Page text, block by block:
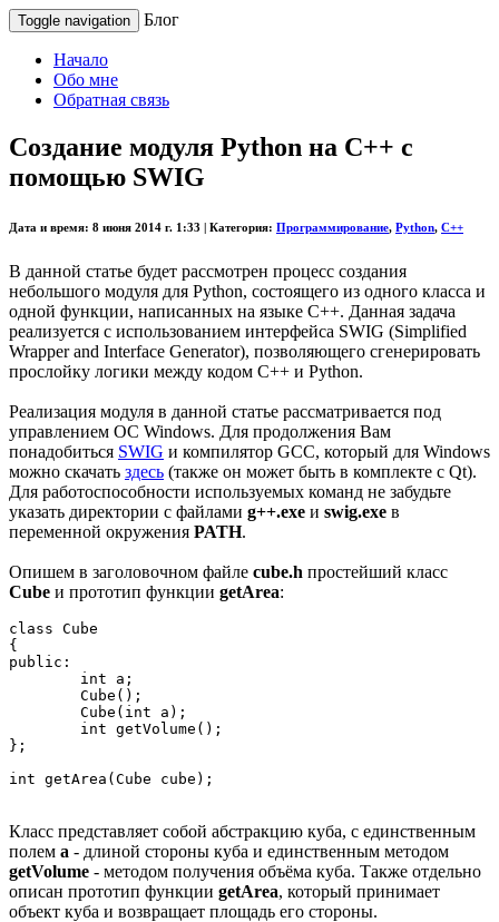
Toggle navigation Блог
Начало
Обо мне
Обратная связь
Создание модуля Python на C++ с
помощью SWIG
Дата и время: 8 июня 2014 г. 1:33 | Категория: Программирование, Python, C++
В данной статье будет рассмотрен процесс создания
небольшого модуля для Python, состоящего из одного класса и
одной функции, написанных на языке C++. Данная задача
реализуется с использованием интерфейса SWIG (Simplified
Wrapper and Interface Generator), позволяющего сгенерировать
прослойку логики между кодом C++ и Python.
Реализация модуля в данной статье рассматривается под
управлением ОС Windows. Для продолжения Вам
понадобиться SWIG и компилятор GCC, который для Windows
можно скачать здесь (также он может быть в комплекте с Qt).
Для работоспособности используемых команд не забудьте
указать директории с файлами g++.exe и swig.exe в
переменной окружения PATH.
Опишем в заголовочном файле cube.h простейший класс
Cube и прототип функции getArea:
class Cube
{
public:
};
int getArea(Cube cube);
Класс представляет собой абстракцию куба, с единственным
полем a - длиной стороны куба и единственным методом
getVolume - методом получения объёма куба. Также отдельно
описан прототип функции getArea, который принимает
объект куба и возвращает площадь его стороны.